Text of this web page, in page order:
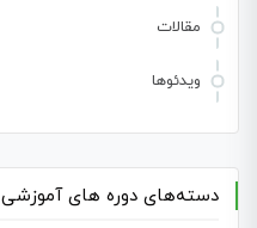
مقالات
ویدئوها
دسته‌های دوره های آموزشی